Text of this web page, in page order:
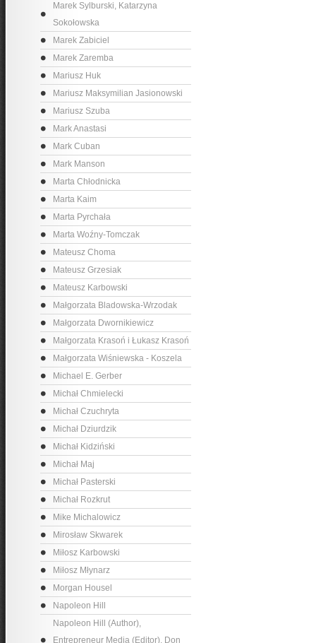
Marek Sylburski, Katarzyna
Sokołowska
Marek Zabiciel
Marek Zaremba
Mariusz Huk
Mariusz Maksymilian Jasionowski
Mariusz Szuba
Mark Anastasi
Mark Cuban
Mark Manson
Marta Chłodnicka
Marta Kaim
Marta Pyrchała
Marta Woźny-Tomczak
Mateusz Choma
Mateusz Grzesiak
Mateusz Karbowski
Małgorzata Bladowska-Wrzodak
Małgorzata Dwornikiewicz
Małgorzata Krasoń i Łukasz Krasoń
Małgorzata Wiśniewska - Koszela
Michael E. Gerber
Michał Chmielecki
Michał Czuchryta
Michał Dziurdzik
Michał Kidziński
Michał Maj
Michał Pasterski
Michał Rozkrut
Mike Michalowicz
Mirosław Skwarek
Miłosz Karbowski
Miłosz Młynarz
Morgan Housel
Napoleon Hill
Napoleon Hill (Author),
Entrepreneur Media (Editor), Don